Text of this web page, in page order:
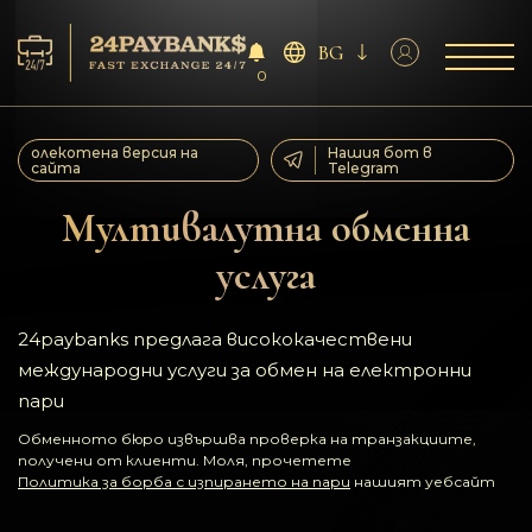
Услуга
Резерва
За партньорите
Отзиви
Правила
AML/CFT
0
BG
Мултивалутна обменна
услуга
олекотена версия на
сайта
Нашия бот в
Telegram
24paybanks предлага висококачествени
международни услуги за обмен на електронни
пари
Обменното бюро извършва проверка на транзакциите,
получени от клиенти. Моля, прочетете
Политика за борба с изпирането на пари нашият уебсайт